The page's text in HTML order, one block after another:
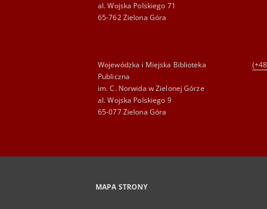
al. Wojska Polskiego 71
65-762 Zielona Góra
Wojewódzka i Miejska Biblioteka
Publiczna
im. C. Norwida w Zielonej Górze
al. Wojska Polskiego 9
65-077 Zielona Góra
MAPA STRONY